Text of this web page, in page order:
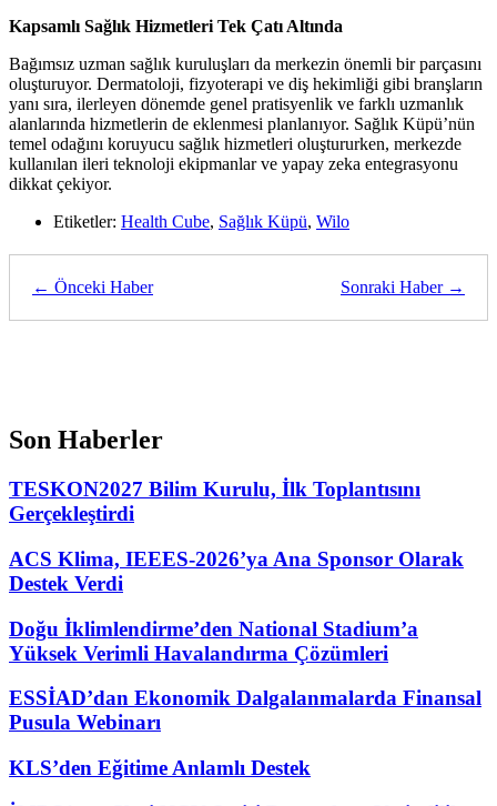
Kapsamlı Sağlık Hizmetleri Tek Çatı Altında
Bağımsız uzman sağlık kuruluşları da merkezin önemli bir parçasını
oluşturuyor. Dermatoloji, fizyoterapi ve diş hekimliği gibi branşların
yanı sıra, ilerleyen dönemde genel pratisyenlik ve farklı uzmanlık
alanlarında hizmetlerin de eklenmesi planlanıyor. Sağlık Küpü’nün
temel odağını koruyucu sağlık hizmetleri oluştururken, merkezde
kullanılan ileri teknoloji ekipmanlar ve yapay zeka entegrasyonu
dikkat çekiyor.
Etiketler: Health Cube, Sağlık Küpü, Wilo
← Önceki Haber Sonraki Haber →
Son Haberler
TESKON2027 Bilim Kurulu, İlk Toplantısını
Gerçekleştirdi
ACS Klima, IEEES-2026’ya Ana Sponsor Olarak
Destek Verdi
Doğu İklimlendirme’den National Stadium’a
Yüksek Verimli Havalandırma Çözümleri
ESSİAD’dan Ekonomik Dalgalanmalarda Finansal
Pusula Webinarı
KLS’den Eğitime Anlamlı Destek